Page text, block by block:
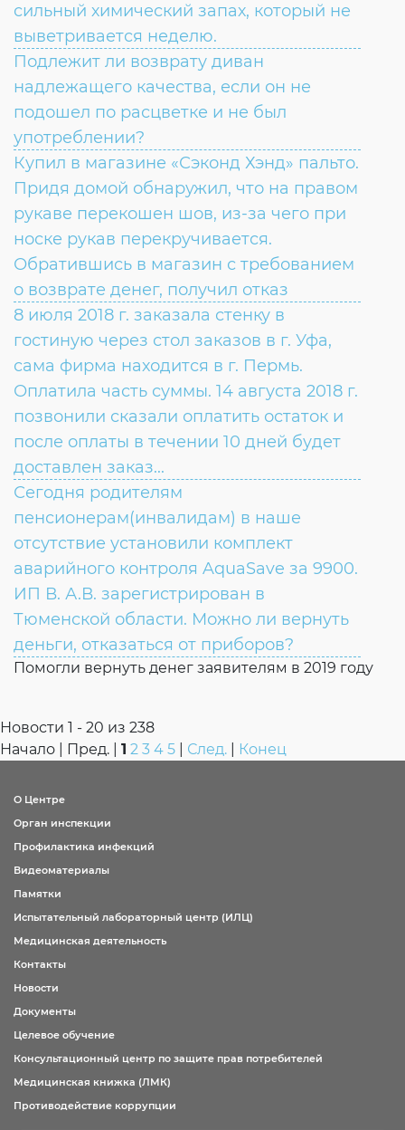
сильный химический запах, который не
выветривается неделю.
Подлежит ли возврату диван
надлежащего качества, если он не
подошел по расцветке и не был
употреблении?
Купил в магазине «Сэконд Хэнд» пальто.
Придя домой обнаружил, что на правом
рукаве перекошен шов, из-за чего при
носке рукав перекручивается.
Обратившись в магазин с требованием
о возврате денег, получил отказ
ВОПРОС:
ОТВЕТ:
8 июля 2018 г. заказала стенку в
гостиную через стол заказов в г. Уфа,
сама фирма находится в г. Пермь.
Оплатила часть суммы. 14 августа 2018 г.
позвонили сказали оплатить остаток и
после оплаты в течении 10 дней будет
доставлен заказ...
ВОПРОС:
Сегодня родителям
пенсионерам(инвалидам) в наше
отсутствие установили комплект
аварийного контроля AquaSave за 9900.
ИП В. А.В. зарегистрирован в
Тюменской области. Можно ли вернуть
деньги, отказаться от приборов?
Помогли вернуть денег заявителям в 2019 году
Новости 1 - 20 из 238
Начало | Пред. | 1 2 3 4 5 След. Конец
О Центре
Орган инспекции
Профилактика инфекций
Видеоматериалы
Памятки
Испытательный лабораторный центр (ИЛЦ)
Медицинская деятельность
Контакты
Новости
Документы
Целевое обучение
Консультационный центр по защите прав потребителей
Медицинская книжка (ЛМК)
Противодействие коррупции